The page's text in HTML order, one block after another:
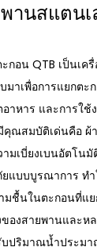
านสแตน
กอน QTB เป็นเ
มาเพื่อการแยกต
อาหาร และการใ
ณสมบัติเด่นคือ ผ้
เบี่ยงเบนอัตโนมั
แบบบูรณาการ ท
มชื้นในตะกอนที่แ
องสายพานและห
บปริมาณน้ำประม